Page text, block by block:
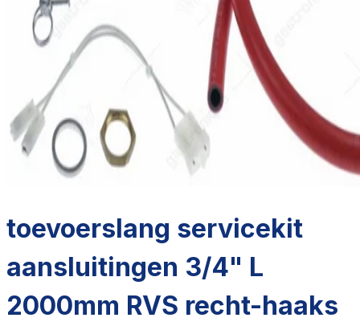
toevoerslang servicekit
aansluitingen 3/4" L
2000mm RVS recht-haaks